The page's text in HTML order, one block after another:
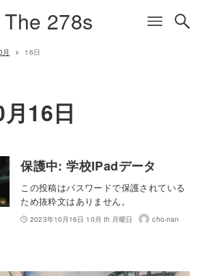
The 278s
月 16日
16日
保護中: 学校IPadデータ
この投稿はパスワードで保護されている
ため抜粋文はありません。
2023年10月16日 10月 th 月曜日 cho-nan